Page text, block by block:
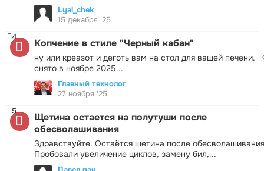
Lyal_chek
15 декабря '25
Копчение в стиле "Черный кабан"
ну или креазот и деготь вам на стол для вашей печени.
снято в ноябре 2025...
4
Главный технолог
27 ноября '25
Щетина остается на полутуши после
обесволашивания
Здравствуйте. Остаётся щетина после
Пробовали увеличение циклов, замену бил,...
5